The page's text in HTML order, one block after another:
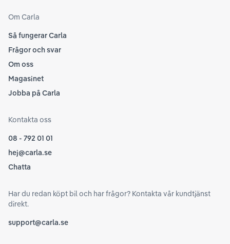
Om Carla
Så fungerar Carla
Frågor och svar
Om oss
Magasinet
Jobba på Carla
Kontakta oss
08 - 792 01 01
hej@carla.se
Chatta
Har du redan köpt bil och har frågor? Kontakta vår kundtjänst
direkt.
support@carla.se